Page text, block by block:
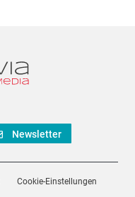
Newsletter
Cookie-Einstellungen